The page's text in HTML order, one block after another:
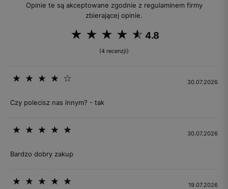
Opinie te są akceptowane zgodnie z regulaminem firmy
zbierającej opinie.
4.8
(4 recenzji)
30.07.2026
Czy polecisz nas innym? - tak
30.07.2026
Bardzo dobry zakup
19.07.2026